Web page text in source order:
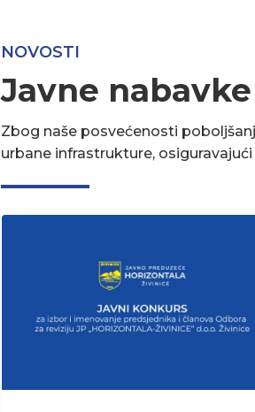
NOVOSTI
Javne
Zbog naše posvećenosti
urbane infrastrukture,